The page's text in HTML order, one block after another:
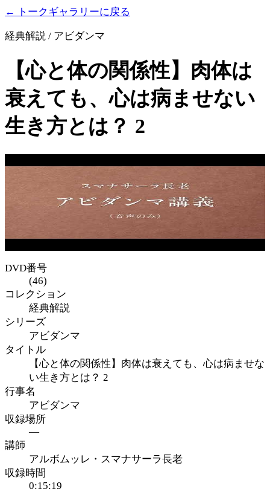
← トークギャラリーに戻る
経典解説 / アビダンマ
【心と体の関係性】肉体は
衰えても、心は病ませない
生き方とは？ 2
DVD番号
(46)
コレクション
経典解説
シリーズ
アビダンマ
タイトル
【心と体の関係性】肉体は衰えても、心は病ませな
い生き方とは？ 2
行事名
アビダンマ
収録場所
—
講師
アルボムッレ・スマナサーラ長老
収録時間
0:15:19